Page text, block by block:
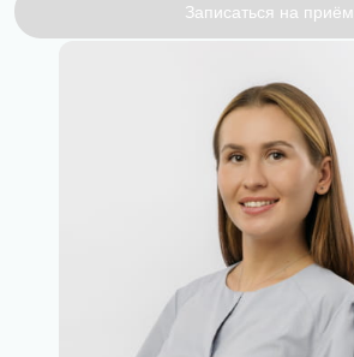
Записаться на приём